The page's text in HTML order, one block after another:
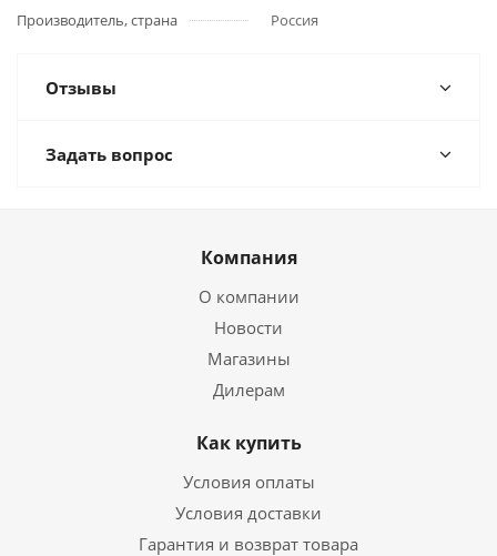
Производитель, страна
Россия
Отзывы
Задать вопрос
Компания
О компании
Новости
Магазины
Дилерам
Как купить
Условия оплаты
Условия доставки
Гарантия и возврат товара